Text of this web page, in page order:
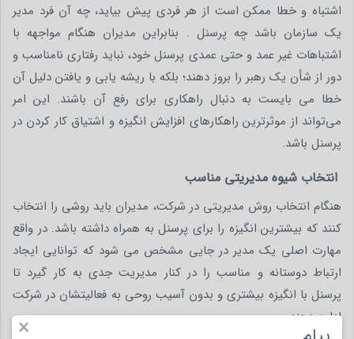
اشتباه و خطا ممکن است از هر فردی پیش بیاید، چه آن فرد مدیر
یک سازمان باشد چه پرسنل . بنابراین مدیران هنگام مواجهه با
اشتباهات غیر عمد و حتی عمدی پرسنل خود، نباید رفتاری نامناسب و
دور از شأن یک رهبر را بروز دهند؛ بلکه با ریشه یابی و یافتن دلیل آن
خطا می بایست به دنبال راهکاری برای رفع آن باشند. این امر
می‌تواند از موثرترین راهکارهای افزایش انگیزه و اشتیاق کار کردن در
پرسنل باشد.
انتخاب شیوه مدیریتی مناسب
هنگام انتخاب روش مدیریتی در شرکت، مدیران باید روشی را انتخاب
کنند که بیشترین انگیزه را برای پرسنل به همراه داشته باشد. در واقع
مهارت اصلی یک مدیر در جایی مشخص می شود که توانایی ایجاد
ارتباط دوستانه و مناسب را در کنار مدیریت جدی به کار گیرد تا
پرسنل با انگیزه بیشتری و بدون آسیب روحی به فعالیتشان در شرکت
ادامه دهند.
×